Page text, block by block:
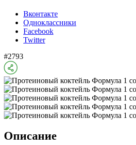
Вконтакте
Одноклассники
Facebook
Twitter
#2793
Описание